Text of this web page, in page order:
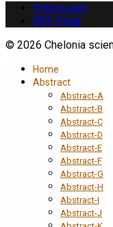
Impressum
RSS Feed
© 2026 Chelonia
Home
Abstract
Abstract-A
Abstract-B
Abstract-C
Abstract-D
Abstract-E
Abstract-F
Abstract-G
Abstract-H
Abstract-I
Abstract-J